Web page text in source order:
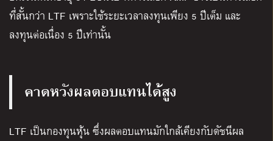
ที่สั้นกว่า LTF เพราะใช้ระยะเวลาลงทุนเพียง 5 ปีเต็ม และ
ลงทุนต่อเนื่อง 5 ปีเท่านั้น
คาดหวังผลตอบแทนได้สูง
LTF เป็นกองทุนหุ้น ซึ่งผลตอบแทนมักใกล้เคียงกับดัชนีผล